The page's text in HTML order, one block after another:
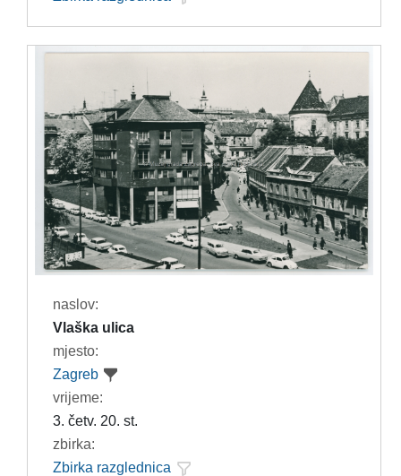
naslov:
Vlaška ulica
mjesto:
Zagreb
vrijeme:
3. četv. 20. st.
zbirka:
Zbirka razglednica